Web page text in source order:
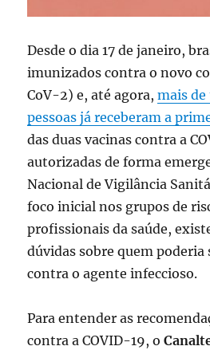
Desde o dia 17 de janeiro,
imunizados contra o novo
CoV-2) e, até agora,mais
pessoas já receberam a
das duas vacinas contra a
autorizadas de forma
Nacional de Vigilância
foco inicial nos grupos de
profissionais da saúde,
dúvidas sobre quem poderia
contra o agente infeccioso.
Para entender as
contra a COVID-19, o